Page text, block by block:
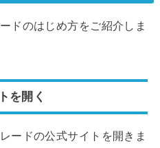
ドのはじめ方をご紹介しま
を開く
ードの公式サイトを開きま